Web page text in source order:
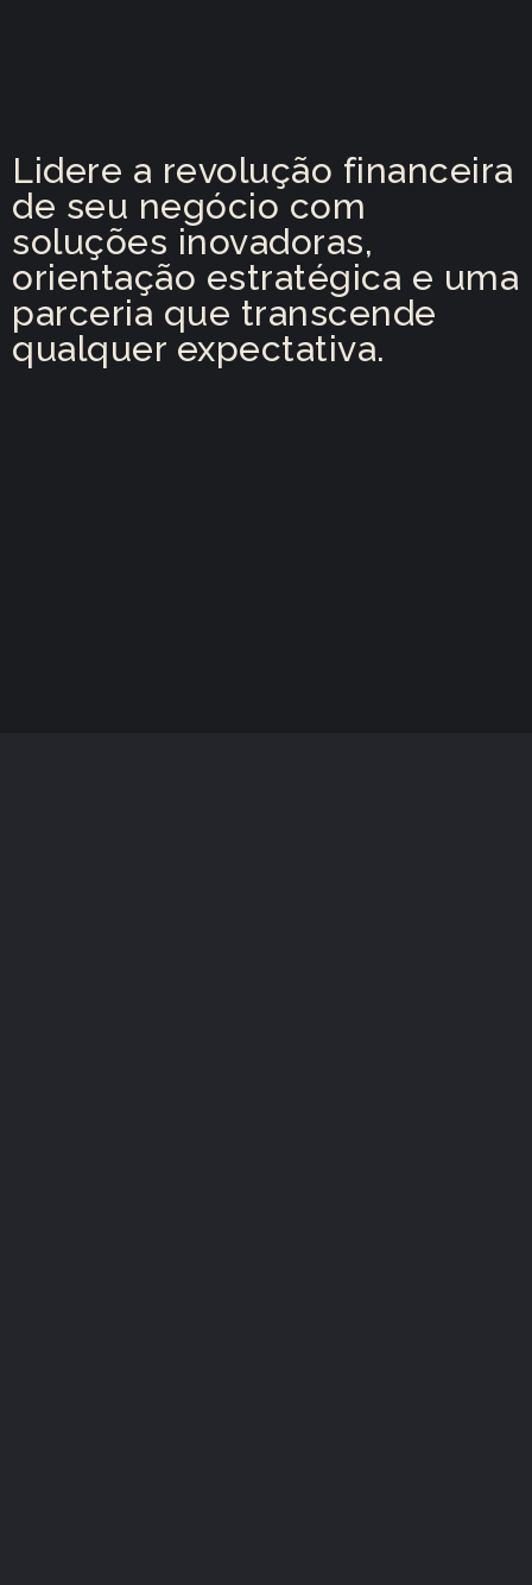
Lidere a revolução financeira
de seu negócio com
soluções inovadoras,
orientação estratégica e uma
parceria que transcende
qualquer expectativa.